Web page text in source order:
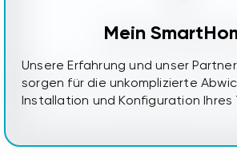
Mein
Unsere Erfahrung und unser
sorgen für die unkomplizierte
Installation und Konfiguration Ihres